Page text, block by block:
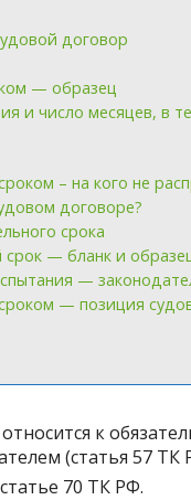
договор
— образец
и число месяцев, в
– на кого не
договоре?
срока
— бланк и
—
— позиция
к
(статья 57 ТК
70 ТК РФ.